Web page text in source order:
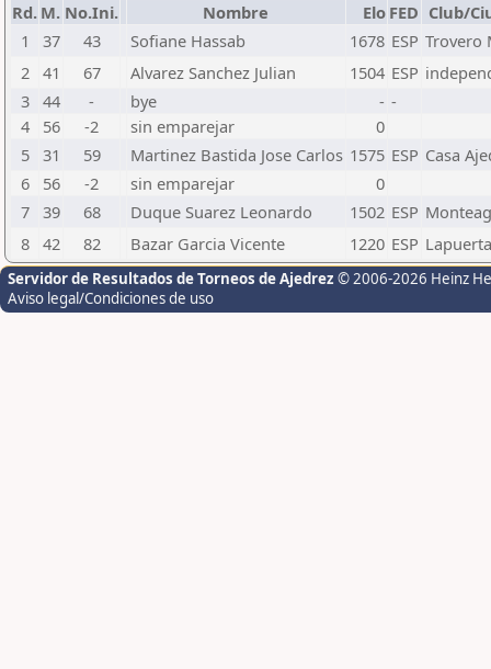
Rd. M. No.Ini. Nombre Elo FED Club/
1
37 43 Sofiane Hassab 1678 ESP Trovero
2 41 67 Alvarez Sanchez Julian 1504 ESP
3 44 - bye - -
4
56 -2 sin emparejar
0
5 31 59 Martinez Bastida Jose Carlos 1575 ESP Casa
6
56 -2 sin emparejar
0
7 39 68 Duque Suarez Leonardo 1502 ESP
8 42 82 Bazar Garcia Vicente 1220 ESP Lapuerta
Servidor de Resultados de Torneos de Ajedrez © 2006-2026 Heinz
Aviso legal/Condiciones de uso